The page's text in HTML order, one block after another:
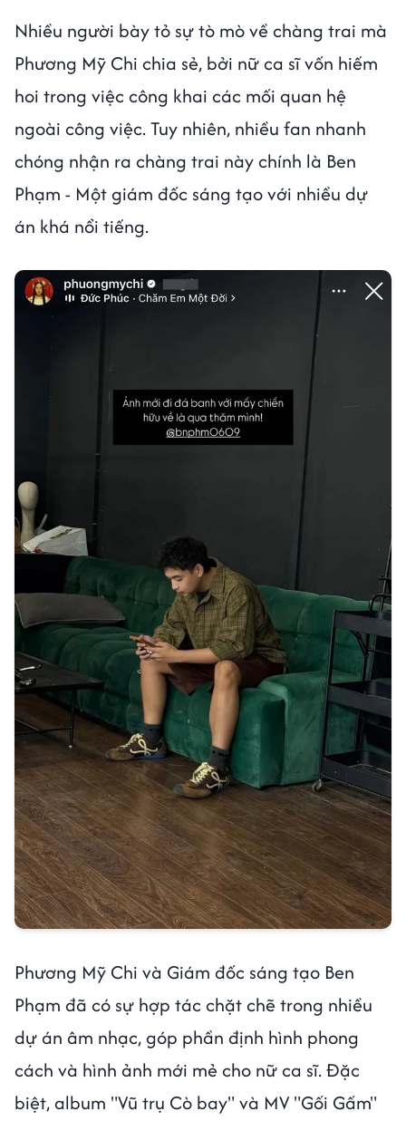
Nhiều người bày tỏ sự tò mò về chàng trai mà
Phương Mỹ Chi chia sẻ, bởi nữ ca sĩ vốn hiếm
hoi trong việc công khai các mối quan hệ
ngoài công việc. Tuy nhiên, nhiều fan nhanh
chóng nhận ra chàng trai này chính là Ben
Phạm - Một giám đốc sáng tạo với nhiều dự
án khá nổi tiếng.
Phương Mỹ Chi và Giám đốc sáng tạo Ben
Phạm đã có sự hợp tác chặt chẽ trong nhiều
dự án âm nhạc, góp phần định hình phong
cách và hình ảnh mới mẻ cho nữ ca sĩ. Đặc
biệt, album "Vũ trụ Cò bay" và MV "Gối Gấm"